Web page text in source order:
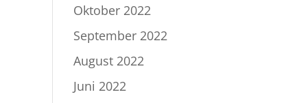
Oktober 2022
September 2022
August 2022
Juni 2022